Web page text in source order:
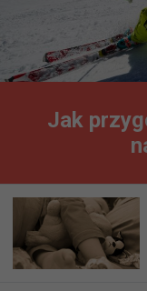
Jak